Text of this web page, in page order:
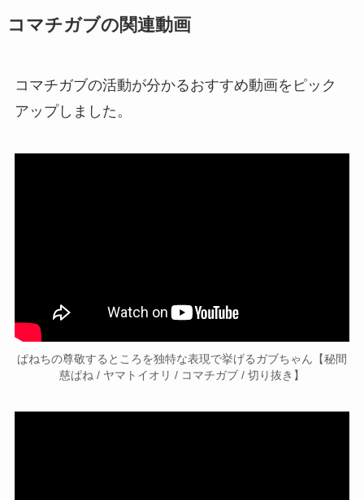
コマチガブの関連動画
コマチガブの活動が分かるおすすめ動画をピック
アップしました。
ぱねちの尊敬するところを独特な表現で挙げるガブちゃん【秘間
慈ぱね / ヤマトイオリ / コマチガブ / 切り抜き】